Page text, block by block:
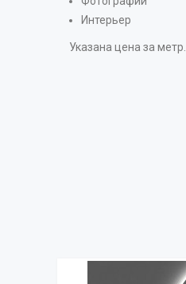
Интерьер
Указана цена за метр.